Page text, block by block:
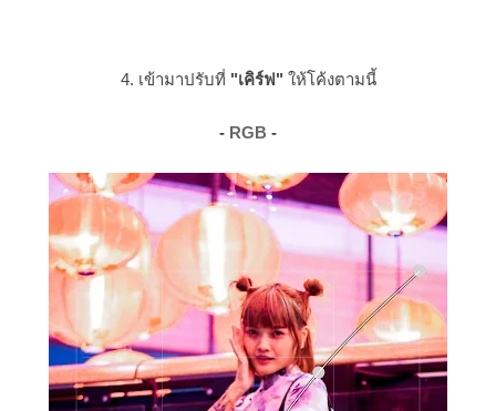
4. เข้ามาปรับที่ "เคิร์ฟ" ให้โค้งตามนี้
- RGB -